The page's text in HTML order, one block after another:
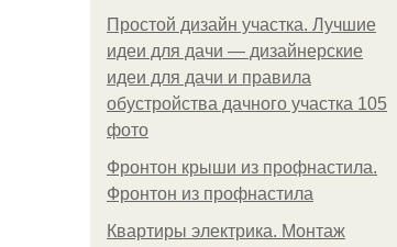
Простой дизайн участка. Лучшие
идеи для дачи — дизайнерские
идеи для дачи и правила
обустройства дачного участка 105
фото
Фронтон крыши из профнастила.
Фронтон из профнастила
Квартиры электрика. Монтаж